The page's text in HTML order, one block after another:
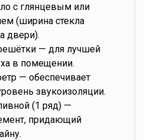
с глянцевым или
(ширина стекла
двери).
— для лучшей
в помещении.
— обеспечивает
звукоизоляции.
(1 ряд) —
придающий